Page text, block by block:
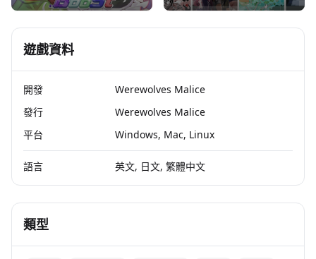
遊戲資料
開發
Werewolves Malice
發行
Werewolves Malice
平台
Windows, Mac, Linux
語言 英文, 日文, 繁體中文
類型